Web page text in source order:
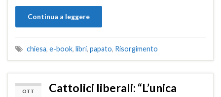
Continua a leggere
chiesa, e-book, libri, papato, Risorgimento
OTT
Cattolici liberali: “L’unica